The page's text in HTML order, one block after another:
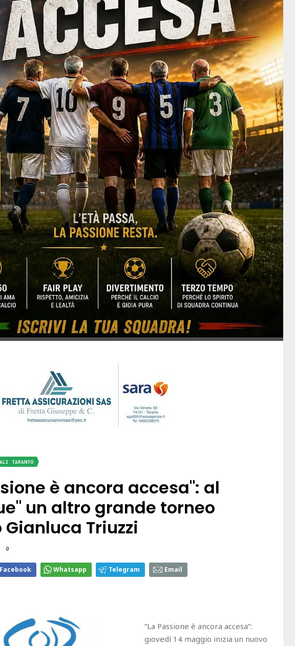
TARANTO
è ancora accesa": al
un altro grande torneo
Triuzzi
0
Facebook Whatsapp Telegram Email
“La Passione è ancora accesa”:
giovedì 14 maggio inizia un nuovo